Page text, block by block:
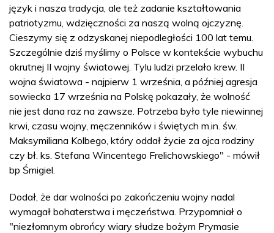
język i nasza tradycja, ale też zadanie kształtowania
patriotyzmu, wdzięczności za naszą wolną ojczyznę.
Cieszymy się z odzyskanej niepodległości 100 lat temu.
Szczególnie dziś myślimy o Polsce w kontekście wybuchu
okrutnej II wojny światowej. Tylu ludzi przelało krew. II
wojna światowa - najpierw 1 września, a później agresja
sowiecka 17 września na Polskę pokazały, że wolność
nie jest dana raz na zawsze. Potrzeba było tyle niewinnej
krwi, czasu wojny, męczenników i świętych m.in. św.
Maksymiliana Kolbego, który oddał życie za ojca rodziny
czy bł. ks. Stefana Wincentego Frelichowskiego" - mówił
bp Śmigiel.
Dodał, że dar wolności po zakończeniu wojny nadal
wymagał bohaterstwa i męczeństwa. Przypomniał o
"niezłomnym obrońcy wiary słudze bożym Prymasie